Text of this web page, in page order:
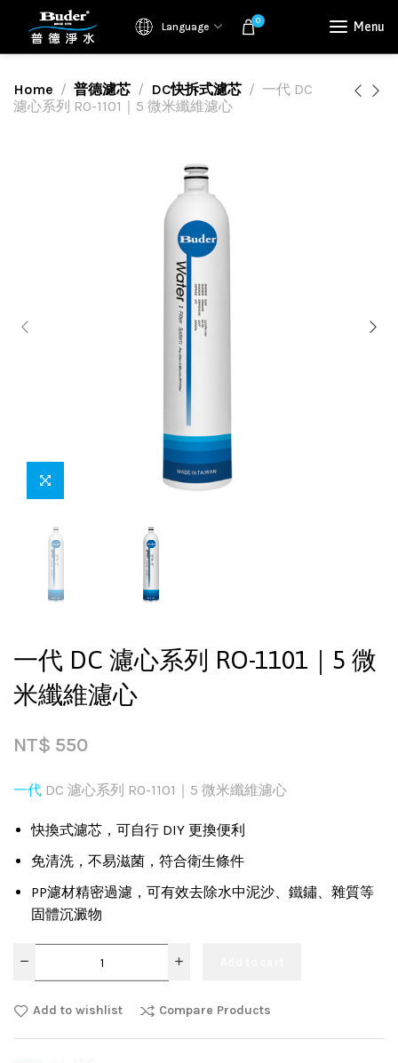
Language 0 Menu
Home 普德濾芯 DC快拆式濾芯
一代 DC
濾心系列 RO-1101｜5 微米纖維濾心
一代 DC 濾心系列 RO-1101｜5 微
米纖維濾心
NT$ 550
一代 DC 濾心系列 RO-1101｜5 微米纖維濾心
快換式濾芯，可自行 DIY 更換便利
免清洗，不易滋菌，符合衛生條件
PP濾材精密過濾，可有效去除水中泥沙、鐵鏽、雜質等
固體沉澱物
Add to wishlist Compare Products